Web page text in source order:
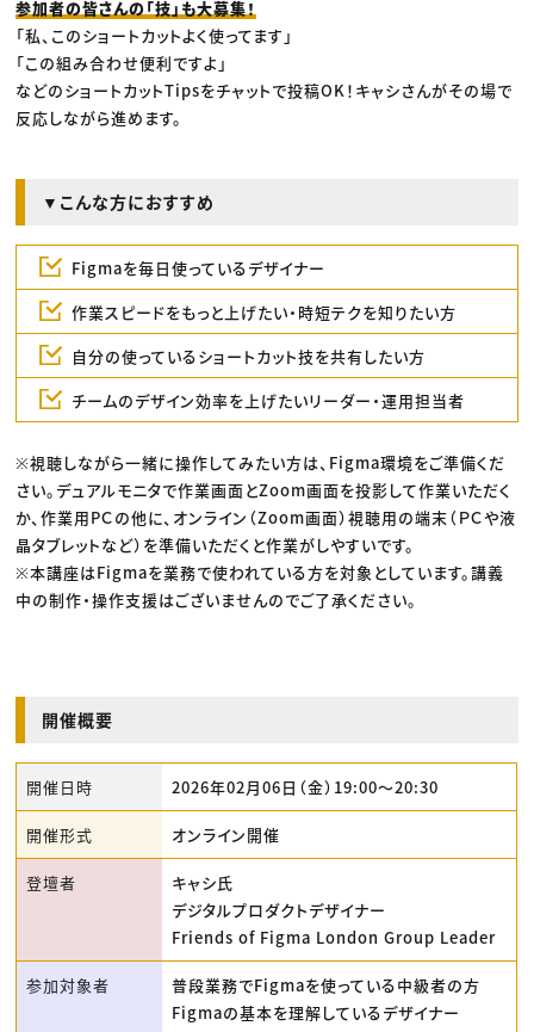
参加者の皆さんの「技」も大募集！
「私、このショートカットよく使ってます」
「この組み合わせ便利ですよ」
などのショートカットTipsをチャットで投稿OK！キャシさんがその場で
反応しながら進めます。
▼こんな方におすすめ
Figmaを毎日使っているデザイナー
作業スピードをもっと上げたい・時短テクを知りたい方
自分の使っているショートカット技を共有したい方
チームのデザイン効率を上げたいリーダー・運用担当者
※視聴しながら一緒に操作してみたい方は、Figma環境をご準備くだ
さい。デュアルモニタで作業画面とZoom画面を投影して作業いただく
か、作業用PＣの他に、オンライン（Zoom画面）視聴用の端末（ＰＣや液
晶タブレットなど）を準備いただくと作業がしやすいです。
※本講座はFigmaを業務で使われている方を対象としています。講義
中の制作・操作支援はございませんのでご了承ください。
開催概要
開催日時 2026年02月06日（金）19:00〜20:30
開催形式 オンライン開催
登壇者
キャシ氏
デジタルプロダクトデザイナー
Friends of Figma London Group Leader
参加対象者
普段業務でFigmaを使っている中級者の方
Figmaの基本を理解しているデザイナー